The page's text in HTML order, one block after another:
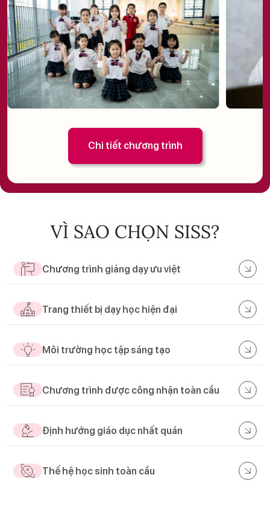
Chi tiết chương trình
VÌ SAO CHỌN SISS?
Chương trình giảng dạy ưu việt
Trang thiết bị dạy học hiện đại
Môi trường học tập sáng tạo
Chương trình được công nhận toàn cầu
Định hướng giáo dục nhất quán
Thế hệ học sinh toàn cầu